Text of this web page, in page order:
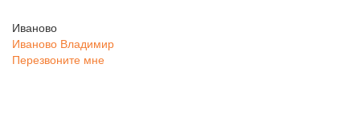
Иваново
Иваново Владимир
Перезвоните мне